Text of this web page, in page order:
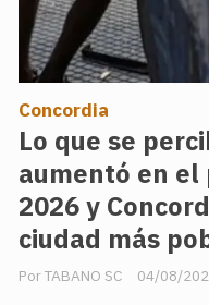
Lo que se
aumentó en
2026 y
ciudad más
TABANO SC
Concordia
04/08/